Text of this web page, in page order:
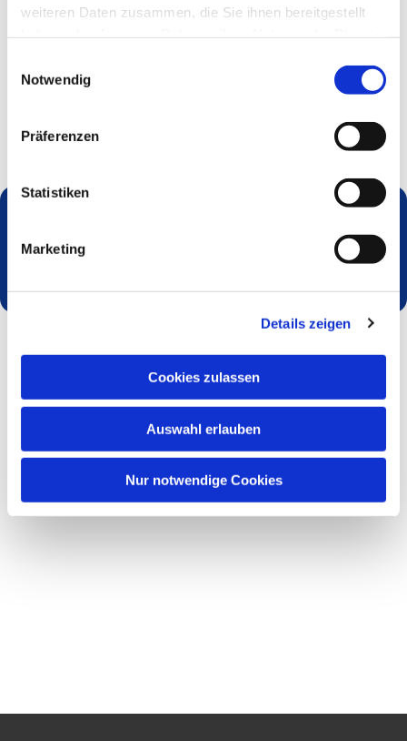
weiteren Daten zusammen, die Sie ihnen bereitgestellt
Notwendig
Präferenzen
Statistiken
Marketing
Details zeigen
Cookies zulassen
Auswahl erlauben
Nur notwendige Cookies
Dies könnte Sie auch interessieren